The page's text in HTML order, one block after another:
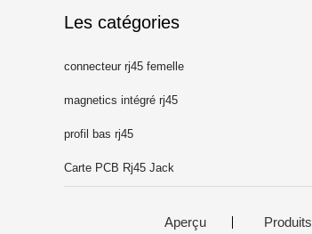
Les catégories
connecteur rj45 femelle
magnetics intégré rj45
profil bas rj45
Carte PCB Rj45 Jack
Aperçu Produits